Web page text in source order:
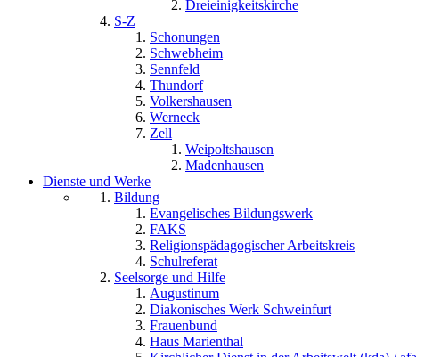
Dreieinigkeitskirche
S-Z
Schonungen
Schwebheim
Sennfeld
Thundorf
Volkershausen
Werneck
Zell
Weipoltshausen
Madenhausen
Dienste und Werke
Bildung
Evangelisches Bildungswerk
FAKS
Religionspädagogischer Arbeitskreis
Schulreferat
Seelsorge und Hilfe
Augustinum
Diakonisches Werk Schweinfurt
Frauenbund
Haus Marienthal